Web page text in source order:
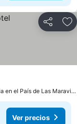
Compartir
a 0.9 km de: Centro Alicia en el País de Las Maravillas
Ver precios